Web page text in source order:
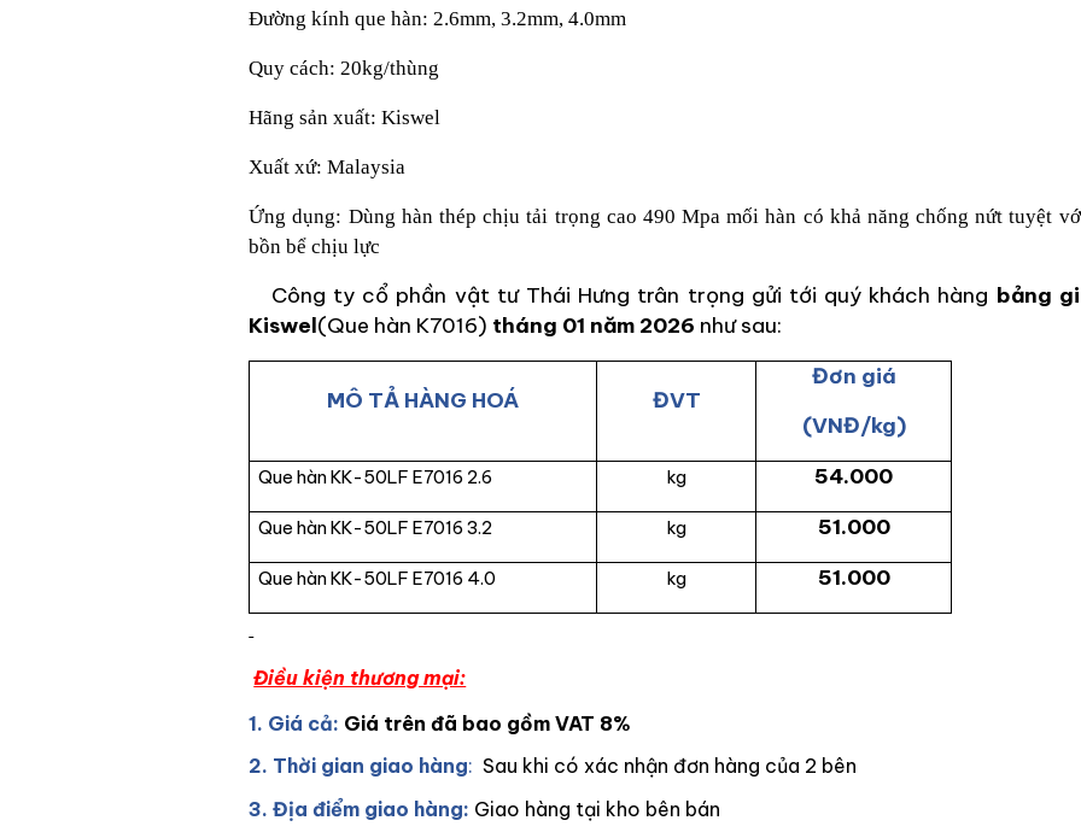
Đường kính que hàn: 2.6mm, 3.2mm, 4.0mm
Quy cách: 20kg/thùng
Hãng sản xuất: Kiswel
Xuất xứ: Malaysia
Ứng dụng: Dùng hàn thép chịu tải trọng cao 490 Mpa mối hàn có khả năng chống nứt tuyệt
bồn bể chịu lực
Công ty cổ phần vật tư Thái Hưng trân trọng gửi tới quý khách hàng bảng
Kiswel(Que hàn K7016) tháng 01 năm 2026 như sau:
MÔ TẢ HÀNG HOÁ ĐVT
Đơn giá
(VNĐ/kg)
Que hàn KK-50LF E7016 2.6 kg 54.000
Que hàn KK-50LF E7016 3.2 kg 51.000
Que hàn KK-50LF E7016 4.0 kg 51.000
Điều kiện thương mại:
1. Giá cả: Giá trên đã bao gồm VAT 8%
2. Thời gian giao hàng: Sau khi có xác nhận đơn hàng của 2 bên
3. Địa điểm giao hàng: Giao hàng tại kho bên bán